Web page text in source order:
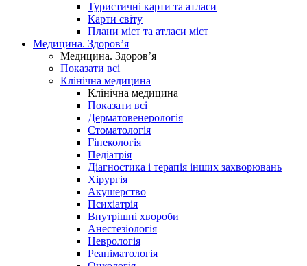
Туристичні карти та атласи
Карти світу
Плани міст та атласи міст
Медицина. Здоров’я
Медицина. Здоров’я
Показати всі
Клінічна медицина
Клінічна медицина
Показати всі
Дерматовенерологія
Стоматологія
Гінекологія
Педіатрія
Діагностика і терапія інших захворювань
Хірургія
Акушерство
Психіатрія
Внутрішні хвороби
Анестезіологія
Неврологія
Реаніматологія